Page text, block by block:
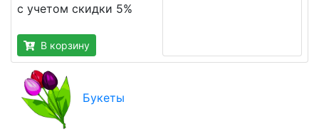
с учетом скидки 5%
В корзину
Букеты